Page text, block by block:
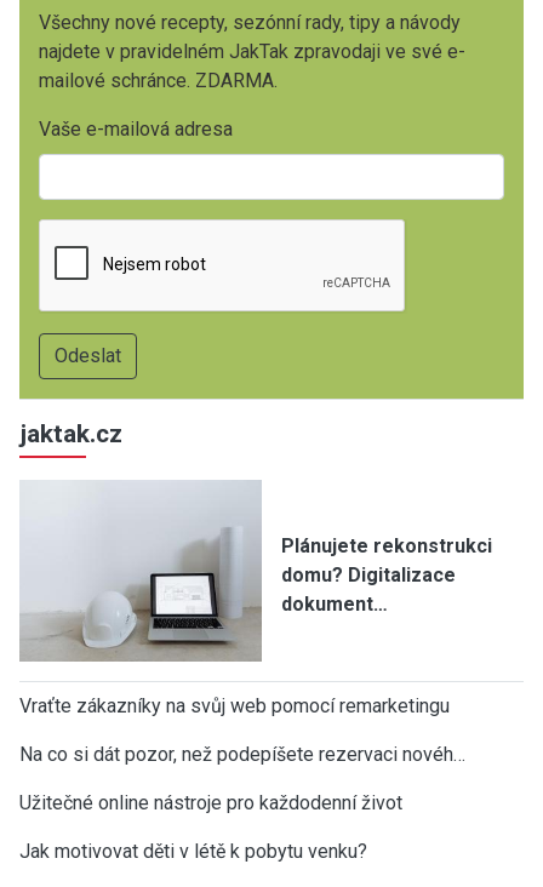
Všechny nové recepty, sezónní rady, tipy a návody
najdete v pravidelném JakTak zpravodaji ve své e-
mailové schránce. ZDARMA.
Vaše e-mailová adresa
jaktak.cz
Plánujete rekonstrukci
domu? Digitalizace
dokument…
Vraťte zákazníky na svůj web pomocí remarketingu
Na co si dát pozor, než podepíšete rezervaci novéh…
Užitečné online nástroje pro každodenní život
Jak motivovat děti v létě k pobytu venku?